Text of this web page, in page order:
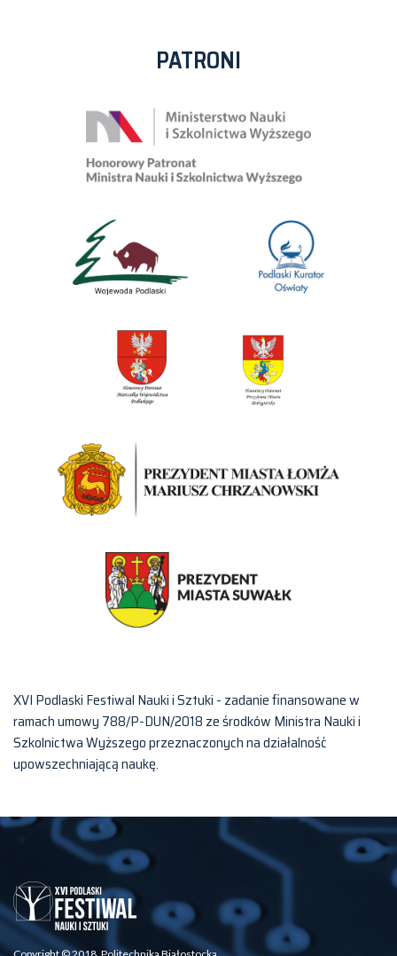
PATRONI
XVI Podlaski Festiwal Nauki i Sztuki - zadanie finansowane w
ramach umowy 788/P-DUN/2018 ze środków Ministra Nauki i
Szkolnictwa Wyższego przeznaczonych na działalność
upowszechniającą naukę.
Copyright © 2018, Politechnika Białostocka.